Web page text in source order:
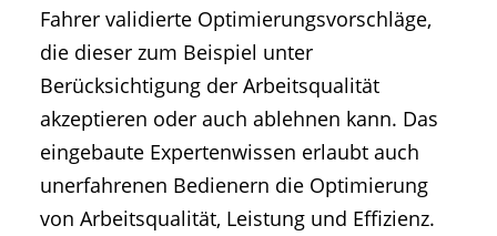
Fahrer validierte Optimierungsvorschläge,
die dieser zum Beispiel unter
Berücksichtigung der Arbeitsqualität
akzeptieren oder auch ablehnen kann. Das
eingebaute Expertenwissen erlaubt auch
unerfahrenen Bedienern die Optimierung
von Arbeitsqualität, Leistung und Effizienz.